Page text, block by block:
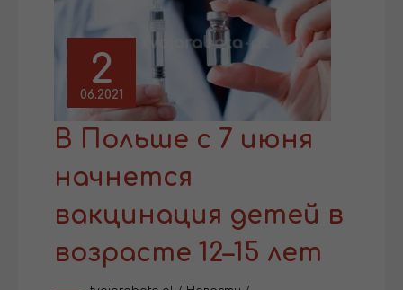
2
06.2021
В Польше с 7 июня
начнется
вакцинация детей в
возрасте 12–15 лет